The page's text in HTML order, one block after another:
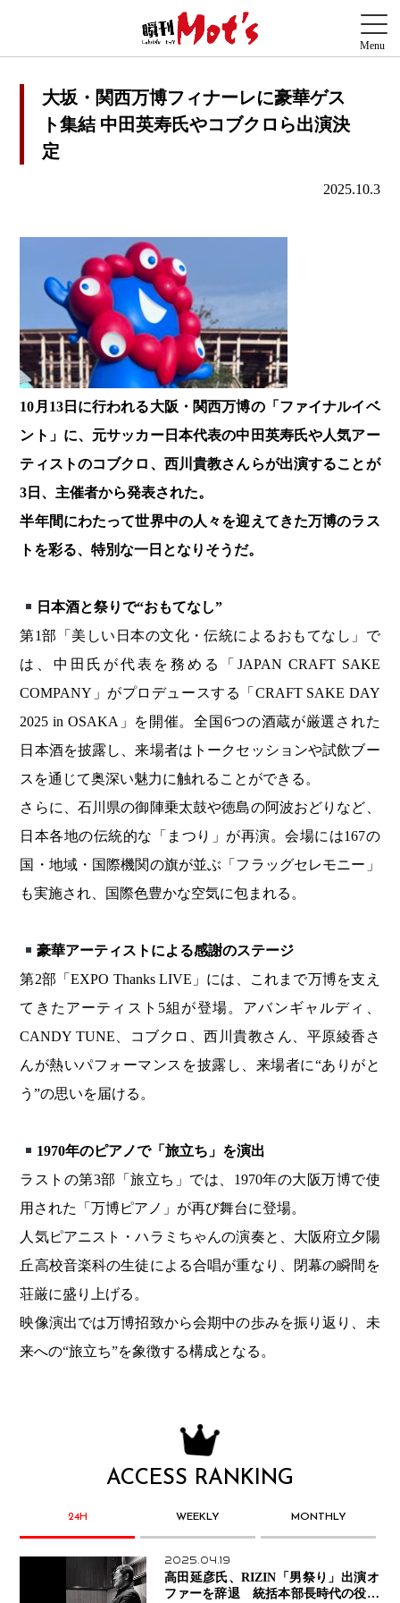
大坂・関西万博フィナーレに豪華ゲス
ト集結 中田英寿氏やコブクロら出演決
定
2025.10.3
10月13日に行われる大阪・関西万博の「ファイナルイベ
ント」に、元サッカー日本代表の中田英寿氏や人気アー
ティストのコブクロ、西川貴教さんらが出演することが
3日、主催者から発表された。
半年間にわたって世界中の人々を迎えてきた万博のラス
トを彩る、特別な一日となりそうだ。
日本酒と祭りで“おもてなし”
第1部「美しい日本の文化・伝統によるおもてなし」で
は、中田氏が代表を務める「JAPAN CRAFT SAKE
COMPANY」がプロデュースする「CRAFT SAKE DAY
2025 in OSAKA」を開催。全国6つの酒蔵が厳選された
日本酒を披露し、来場者はトークセッションや試飲ブー
スを通じて奥深い魅力に触れることができる。
さらに、石川県の御陣乗太鼓や徳島の阿波おどりなど、
日本各地の伝統的な「まつり」が再演。会場には167の
国・地域・国際機関の旗が並ぶ「フラッグセレモニー」
も実施され、国際色豊かな空気に包まれる。
豪華アーティストによる感謝のステージ
第2部「EXPO Thanks LIVE」には、これまで万博を支え
てきたアーティスト5組が登場。アバンギャルディ、
CANDY TUNE、コブクロ、西川貴教さん、平原綾香さ
んが熱いパフォーマンスを披露し、来場者に“ありがと
う”の思いを届ける。
1970年のピアノで「旅立ち」を演出
ラストの第3部「旅立ち」では、1970年の大阪万博で使
用された「万博ピアノ」が再び舞台に登場。
人気ピアニスト・ハラミちゃんの演奏と、大阪府立夕陽
丘高校音楽科の生徒による合唱が重なり、閉幕の瞬間を
荘厳に盛り上げる。
映像演出では万博招致から会期中の歩みを振り返り、未
来への“旅立ち”を象徴する構成となる。
ACCESS RANKING
24H WEEKLY MONTHLY
2025.04.19
高田延彦氏、RIZIN「男祭り」出演オ
ファーを辞退 統括本部長時代の役目